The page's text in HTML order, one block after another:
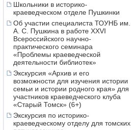
Школьники в историко-
краеведческом отделе Пушкинки
Об участии специалиста ТОУНБ им.
А. С. Пушкина в работе XXVI
Всероссийского научно-
практического семинара
«Проблемы краеведческой
деятельности библиотек»
Экскурсия «Архив и его
возможности для изучения истории
семьи и истории родного края» для
участников краеведческого клуба
«Старый Томск» (6+)
Экскурсия по историко-
краеведческому отделу для томских